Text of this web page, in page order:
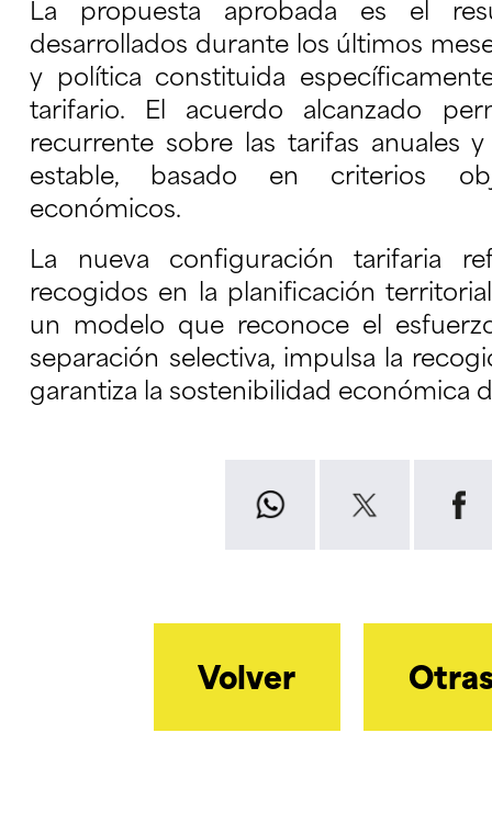
La propuesta aprobada es el
desarrollados durante los últimos
y política constituida
tarifario. El acuerdo alcanzado
recurrente sobre las tarifas anuales
estable, basado en criterios
económicos.
La nueva configuración tarifaria
recogidos en la planificación
un modelo que reconoce el
separación selectiva, impulsa la
garantiza la sostenibilidad económica
Volver